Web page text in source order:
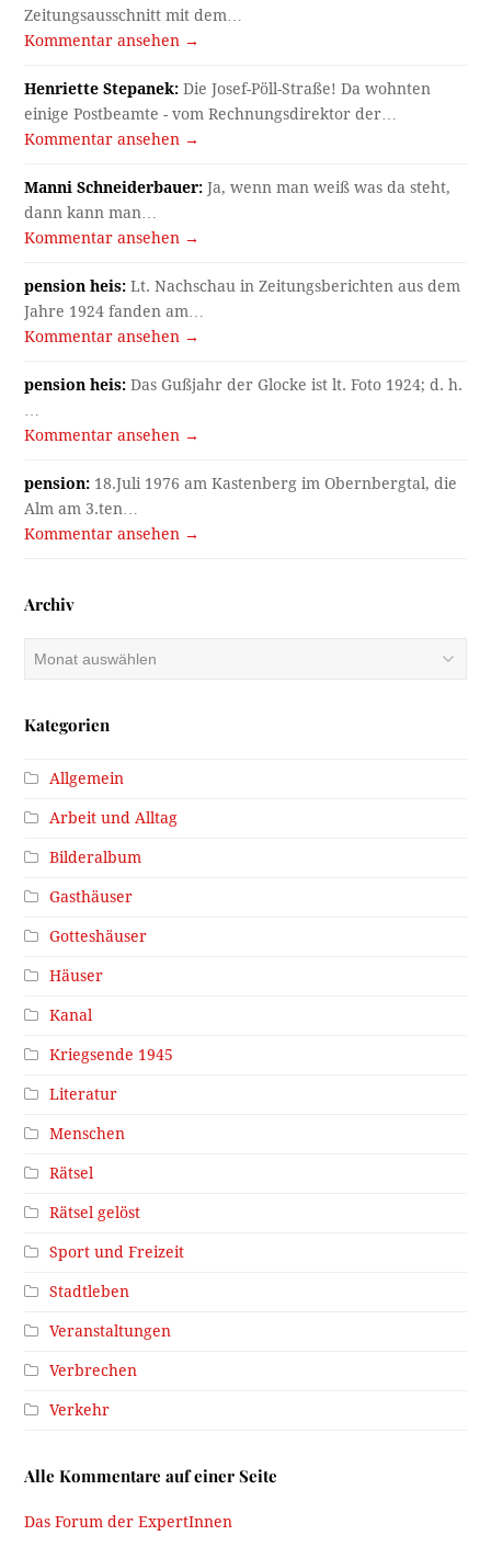
Zeitungsausschnitt mit dem…
Kommentar ansehen →
Henriette Stepanek: Die Josef-Pöll-Straße! Da wohnten
einige Postbeamte - vom Rechnungsdirektor der…
Kommentar ansehen →
Manni Schneiderbauer: Ja, wenn man weiß was da steht,
dann kann man…
Kommentar ansehen →
pension heis: Lt. Nachschau in Zeitungsberichten aus dem
Jahre 1924 fanden am…
Kommentar ansehen →
pension heis: Das Gußjahr der Glocke ist lt. Foto 1924; d. h.
Kommentar ansehen →
pension: 18.Juli 1976 am Kastenberg im Obernbergtal, die
Alm am 3.ten…
Kommentar ansehen →
Archiv
Kategorien
Allgemein
Arbeit und Alltag
Bilderalbum
Gasthäuser
Gotteshäuser
Häuser
Kanal
Kriegsende 1945
Literatur
Menschen
Rätsel
Rätsel gelöst
Sport und Freizeit
Stadtleben
Veranstaltungen
Verbrechen
Verkehr
Alle Kommentare auf einer Seite
Das Forum der ExpertInnen